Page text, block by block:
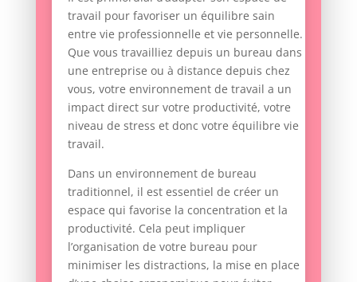
travail pour favoriser un équilibre sain
entre vie professionnelle et vie personnelle.
Que vous travailliez depuis un bureau dans
une entreprise ou à distance depuis chez
vous, votre environnement de travail a un
impact direct sur votre productivité, votre
niveau de stress et donc votre équilibre vie
travail.
Dans un environnement de bureau
traditionnel, il est essentiel de créer un
espace qui favorise la concentration et la
productivité. Cela peut impliquer
l’organisation de votre bureau pour
minimiser les distractions, la mise en place